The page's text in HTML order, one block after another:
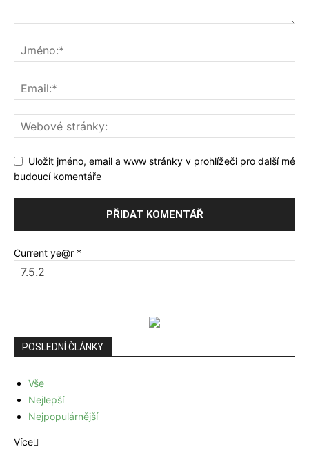
Uložit jméno, email a www stránky v prohlížeči pro další mé
budoucí komentáře
Current ye@r *
POSLEDNÍ ČLÁNKY
Vše
Nejlepší
Nejpopulárnější
Více